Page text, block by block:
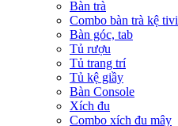
Bàn trà
Combo bàn trà kệ tivi
Bàn góc, tab
Tủ rượu
Tủ trang trí
Tủ kệ giầy
Bàn Console
Xích đu
Combo xích đu mây